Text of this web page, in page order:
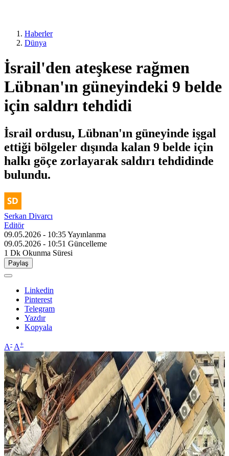
Haberler
Dünya
İsrail'den ateşkese rağmen
Lübnan'ın güneyindeki 9 belde
için saldırı tehdidi
İsrail ordusu, Lübnan'ın güneyinde işgal
ettiği bölgeler dışında kalan 9 belde için
halkı göçe zorlayarak saldırı tehdidinde
bulundu.
Serkan Divarcı
Editör
09.05.2026 - 10:35Yayınlanma
09.05.2026 - 10:51 Güncelleme
1 Dk Okunma Süresi
Paylaş
Linkedin
Pinterest
Telegram
Yazdır
Kopyala
A- A+